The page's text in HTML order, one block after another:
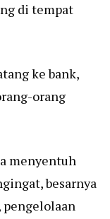
di tempat
ke bank,
orang
menyentuh
besarnya